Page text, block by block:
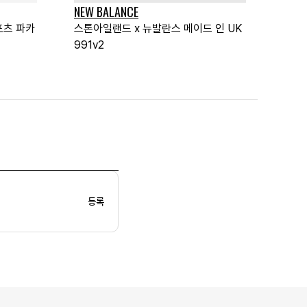
츠 파카
NEW BALANCE
스톤아일랜드 x 뉴발란스 메이드 인 UK
991v2
등록